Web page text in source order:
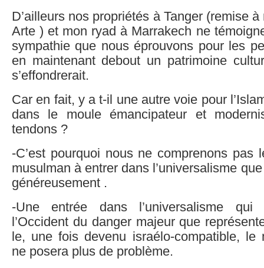
D’ailleurs nos propriétés à Tanger (remise
Arte ) et mon ryad à Marrakech ne
sympathie que nous éprouvons pour les
en maintenant debout un patrimoine
s’effondrerait.
Car en fait, y a t-il une autre voie pour
dans le moule émancipateur et
tendons ?
-C’est pourquoi nous ne comprenons pas
musulman à entrer dans l’universalisme
généreusement .
-Une entrée dans l’universalisme qui
l’Occident du danger majeur que
le, une fois devenu israélo-compatible, le
ne posera plus de problème.